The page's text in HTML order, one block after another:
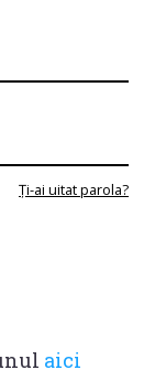
Ți-ai uitat parola?
aici